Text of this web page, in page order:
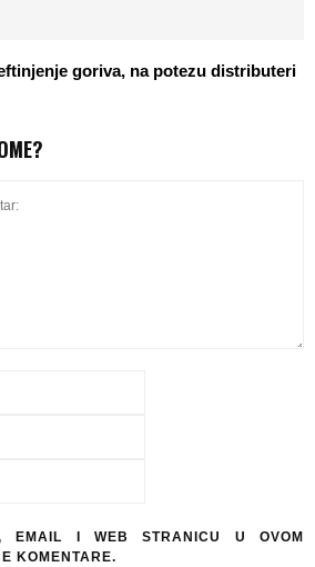
goriva, na potezu distributeri
EMAIL I WEB STRANICU U OVOM
KOMENTARE.